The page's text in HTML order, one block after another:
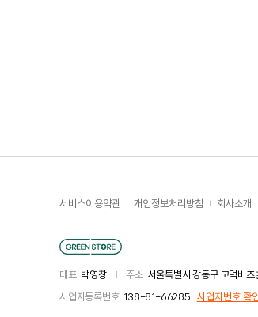
서비스이용약관 | 개인정보처리방침 | 회사소개
대표 박영창 | 주소 서울특별시 강동구 고덕비
사업자등록번호138-81-66285 사업자번호 확